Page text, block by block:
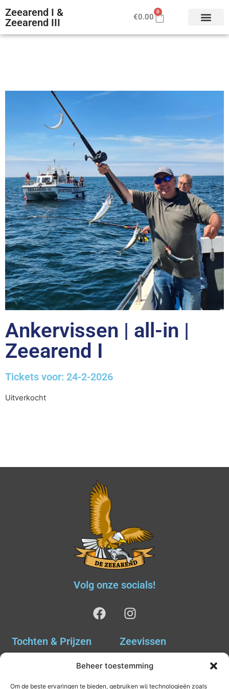
Beheer toestemming
Om de beste ervaringen te bieden, gebruiken wij technologieën zoals
Zeearend I &
Zeearend III
€0.00
0
Ankervissen | all-in |
Zeearend I
Tickets voor: 24-2-2026
Uitverkocht
Volg onze socials!
Tochten & Prijzen Zeevissen
Tochten & Prijzen